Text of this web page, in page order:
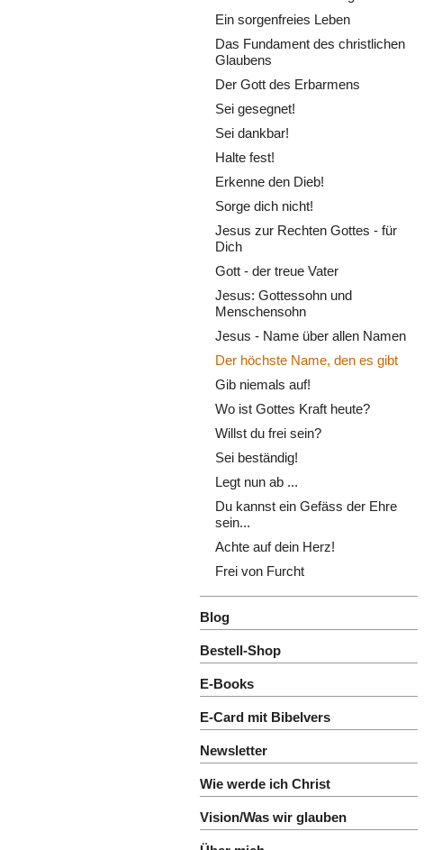
Ein sorgenfreies Leben
Das Fundament des christlichen
Glaubens
Der Gott des Erbarmens
Sei gesegnet!
Sei dankbar!
Halte fest!
Erkenne den Dieb!
Sorge dich nicht!
Jesus zur Rechten Gottes - für
Dich
Gott - der treue Vater
Jesus: Gottessohn und
Menschensohn
Jesus - Name über allen Namen
Der höchste Name, den es gibt
Gib niemals auf!
Wo ist Gottes Kraft heute?
Willst du frei sein?
Sei beständig!
Legt nun ab ...
Du kannst ein Gefäss der Ehre
sein...
Achte auf dein Herz!
Frei von Furcht
Blog
Bestell-Shop
E-Books
E-Card mit Bibelvers
Newsletter
Wie werde ich Christ
Vision/Was wir glauben